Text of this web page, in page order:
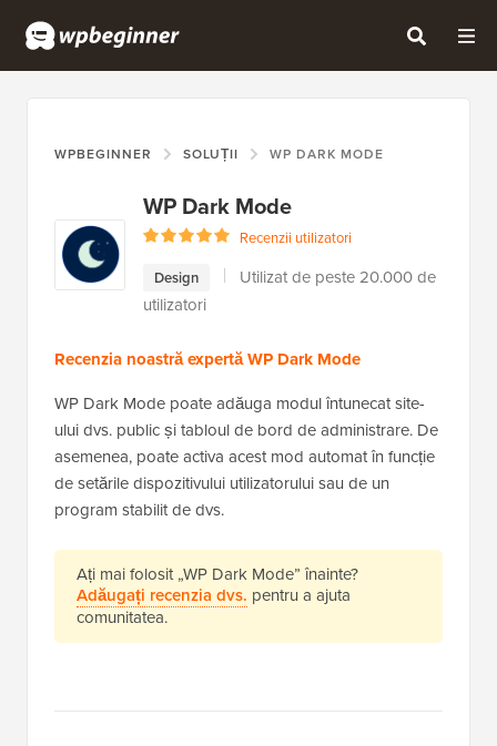
WPBEGINNER SOLUȚII WP DARK MODE
WP Dark Mode
Recenzii utilizatori
Design
Utilizat de peste 20.000 de
utilizatori
Recenzia noastră expertă WP Dark Mode
WP Dark Mode poate adăuga modul întunecat site-
ului dvs. public și tabloul de bord de administrare. De
asemenea, poate activa acest mod automat în funcție
de setările dispozitivului utilizatorului sau de un
program stabilit de dvs.
Ați mai folosit „WP Dark Mode” înainte?
Adăugați recenzia dvs. pentru a ajuta
comunitatea.